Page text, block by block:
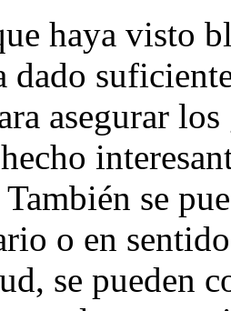
haya visto
dado
asegurar
se
o en
se pueden